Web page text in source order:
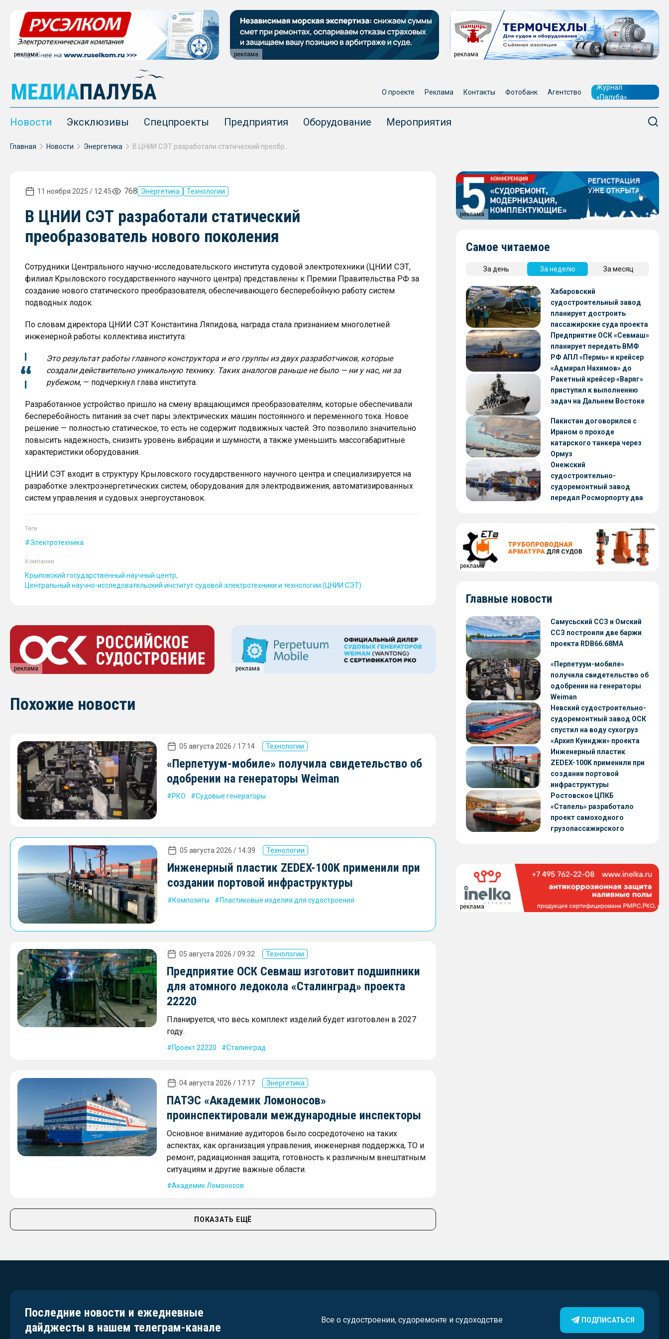
реклама реклама реклама
О проекте Реклама Контакты Фотобанк Агентство
Журнал
«Палуба»
Новости Эксклюзивы Спецпроекты Предприятия Оборудование Мероприятия
Главная Новости Энергетика
11 ноября 2025 / 12:45 768 Энергетика Технологии
В ЦНИИ СЭТ разработали статический
преобразователь нового поколения
Сотрудники Центрального научно-исследовательского института судовой электротехники (ЦНИИ СЭТ,
филиал Крыловского государственного научного центра) представлены к Премии Правительства РФ за
создание нового статического преобразователя, обеспечивающего бесперебойную работу систем
подводных лодок.
По словам директора ЦНИИ СЭТ Константина Ляпидова, награда стала признанием многолетней
инженерной работы коллектива института:
Это результат работы главного конструктора и его группы из двух разработчиков, которые
создали действительно уникальную технику. Таких аналогов раньше не было — ни у нас, ни за
рубежом, — подчеркнул глава института.
Разработанное устройство пришло на смену вращающимся преобразователям, которые обеспечивали
бесперебойность питания за счет пары электрических машин постоянного и переменного тока. Новое
решение — полностью статическое, то есть не содержит подвижных частей. Это позволило значительно
повысить надежность, снизить уровень вибрации и шумности, а также уменьшить массогабаритные
характеристики оборудования.
ЦНИИ СЭТ входит в структуру Крыловского государственного научного центра и специализируется на
разработке электроэнергетических систем, оборудования для электродвижения, автоматизированных
систем управления и судовых энергоустановок.
Теги
Электротехника
Компании
Крыловский государственный научный центр
Центральный научно-исследовательский институт судовой электротехники и технологии (ЦНИИ СЭТ)
реклама реклама
Похожие новости
05 августа 2026 / 17:14 Технологии
«Перпетуум-мобиле» получила свидетельство об
одобрении на генераторы Weiman
РКО Судовые генераторы
05 августа 2026 / 14:39 Технологии
Инженерный пластик ZEDEX-100K применили при
создании портовой инфраструктуры
Композиты Пластиковые изделия для судостроения
05 августа 2026 / 09:32 Технологии
Предприятие ОСК Севмаш изготовит подшипники
для атомного ледокола «Сталинград» проекта
22220
Планируется, что весь комплект изделий будет изготовлен в 2027
году.
Проект 22220 Сталинград
04 августа 2026 / 17:17 Энергетика
ПАТЭС «Академик Ломоносов»
проинспектировали международные инспекторы
Основное внимание аудиторов было сосредоточено на таких
аспектах, как организация управления, инженерная поддержка, ТО и
ремонт, радиационная защита, готовность к различным внештатным
ситуациям и другие важные области.
Академик Ломоносов
ПОКАЗАТЬ ЕЩЁ
реклама
Самое читаемое
За день За неделю За месяц
Хабаровский
судостроительный завод
планирует достроить
пассажирские суда проекта
А45-2
Предприятие ОСК «Севмаш»
планирует передать ВМФ
РФ АПЛ «Пермь» и крейсер
«Адмирал Нахимов» до
конца 2026 года
Ракетный крейсер «Варяг»
приступил к выполнению
задач на Дальнем Востоке
Пакистан договорился с
Ираном о проходе
катарского танкера через
Ормуз
Онежский
судостроительно-
судоремонтный завод
передал Росморпорту два
реклама
Главные новости
Самусьский ССЗ и Омский
ССЗ построили две баржи
проекта RDB66.68МА
«Перпетуум-мобиле»
получила свидетельство об
одобрении на генераторы
Weiman
Невский судостроительно-
судоремонтный завод ОСК
спустил на воду сухогруз
«Архип Куинджи» проекта
RSD59
Инженерный пластик
ZEDEX-100K применили при
создании портовой
инфраструктуры
Ростовское ЦПКБ
«Стапель» разработало
проект самоходного
грузопассажирского
реклама
Последние новости и ежедневные
дайджесты в нашем телеграм-канале
Все о судостроении, судоремонте и судоходстве ПОДПИСАТЬСЯ